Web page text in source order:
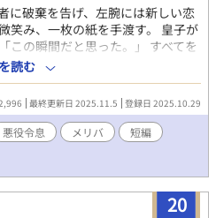
に破棄を告げ、左腕には新しい恋
笑み、一枚の紙を手渡す。 皇子が
の瞬間だと思った。」 すべてを
語。 IFストーリーあり 誤字あれ
読む
最終更新日 2025.11.5 登録日 2025.10.29
悪役令息 メリバ
短編
20